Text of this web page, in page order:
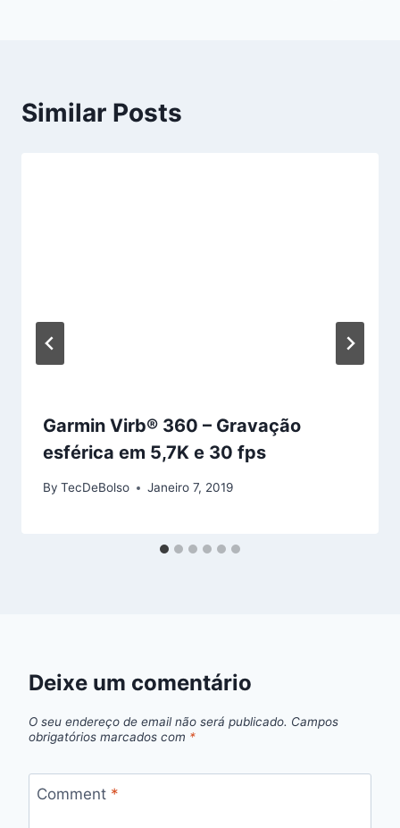
Similar Posts
Garmin Virb® 360 – Gravação
esférica em 5,7K e 30 fps
By TecDeBolso Janeiro 7, 2019
Deixe um comentário
O seu endereço de email não será publicado. Campos
obrigatórios marcados com *
Comment *